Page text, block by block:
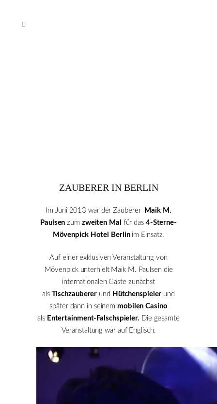
ZAUBERER IN BERLIN
Im Juni 2013 war der Zauberer
Maik M.
Paulsenzum zweiten Mal für das 4-Sterne-
Mövenpick Hotel Berlinim Einsatz.
Auf einer exklusiven Veranstaltung von
Mövenpick unterhielt Maik M. Paulsen die
internationalen Gäste zunächst
als Tischzauberer und Hütchenspieler und
später dann in seinem mobilen Casino
als Entertainment-Falschspieler. Die gesamte
Veranstaltung war auf Englisch.